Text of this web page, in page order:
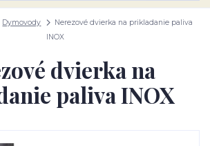
Dymovody
Nerezové dvierka na prikladanie paliva
INOX
dvierka na
paliva INOX